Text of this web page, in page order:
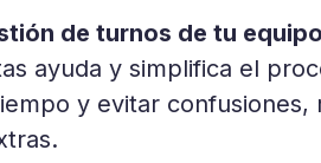
de turnos de tu
ayuda y simplifica el
y evitar confusiones,